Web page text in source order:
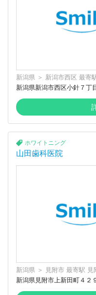
新潟県 ＞ 新潟市西区 最寄
新潟県新潟市西区小針７丁
ホワイトニング
山田歯科医院
新潟県 ＞ 見附市 最寄駅 見
新潟県見附市上新田町４２